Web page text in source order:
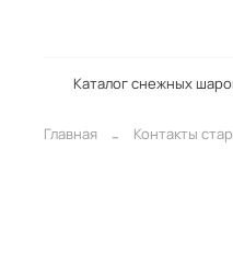
Каталог снежных
Главная Контакты